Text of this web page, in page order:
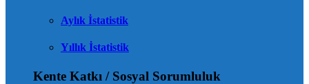
Aylık İstatistik
Yıllık İstatistik
Kente Katkı / Sosyal Sorumluluk